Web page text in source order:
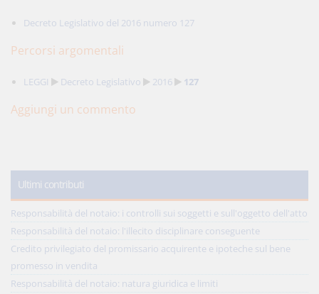
Decreto Legislativo del 2016 numero 127
Percorsi argomentali
LEGGI Decreto Legislativo 2016 127
Aggiungi un commento
Ultimi contributi
Responsabilità del notaio: i controlli sui soggetti e sull'oggetto dell'atto
Responsabilità del notaio: l'illecito disciplinare conseguente
Credito privilegiato del promissario acquirente e ipoteche sul bene
promesso in vendita
Responsabilità del notaio: natura giuridica e limiti